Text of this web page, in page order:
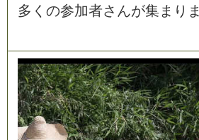
多 く の参加者さ んが集 ま り ま